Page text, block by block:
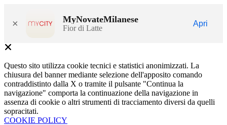
× MyNovateMilanese
Fior di Latte
Apri
Questo sito utilizza cookie tecnici e statistici anonimizzati. La
chiusura del banner mediante selezione dell'apposito comando
contraddistinto dalla X o tramite il pulsante "Continua la
navigazione" comporta la continuazione della navigazione in
assenza di cookie o altri strumenti di tracciamento diversi da quelli
sopracitati.
COOKIE POLICY